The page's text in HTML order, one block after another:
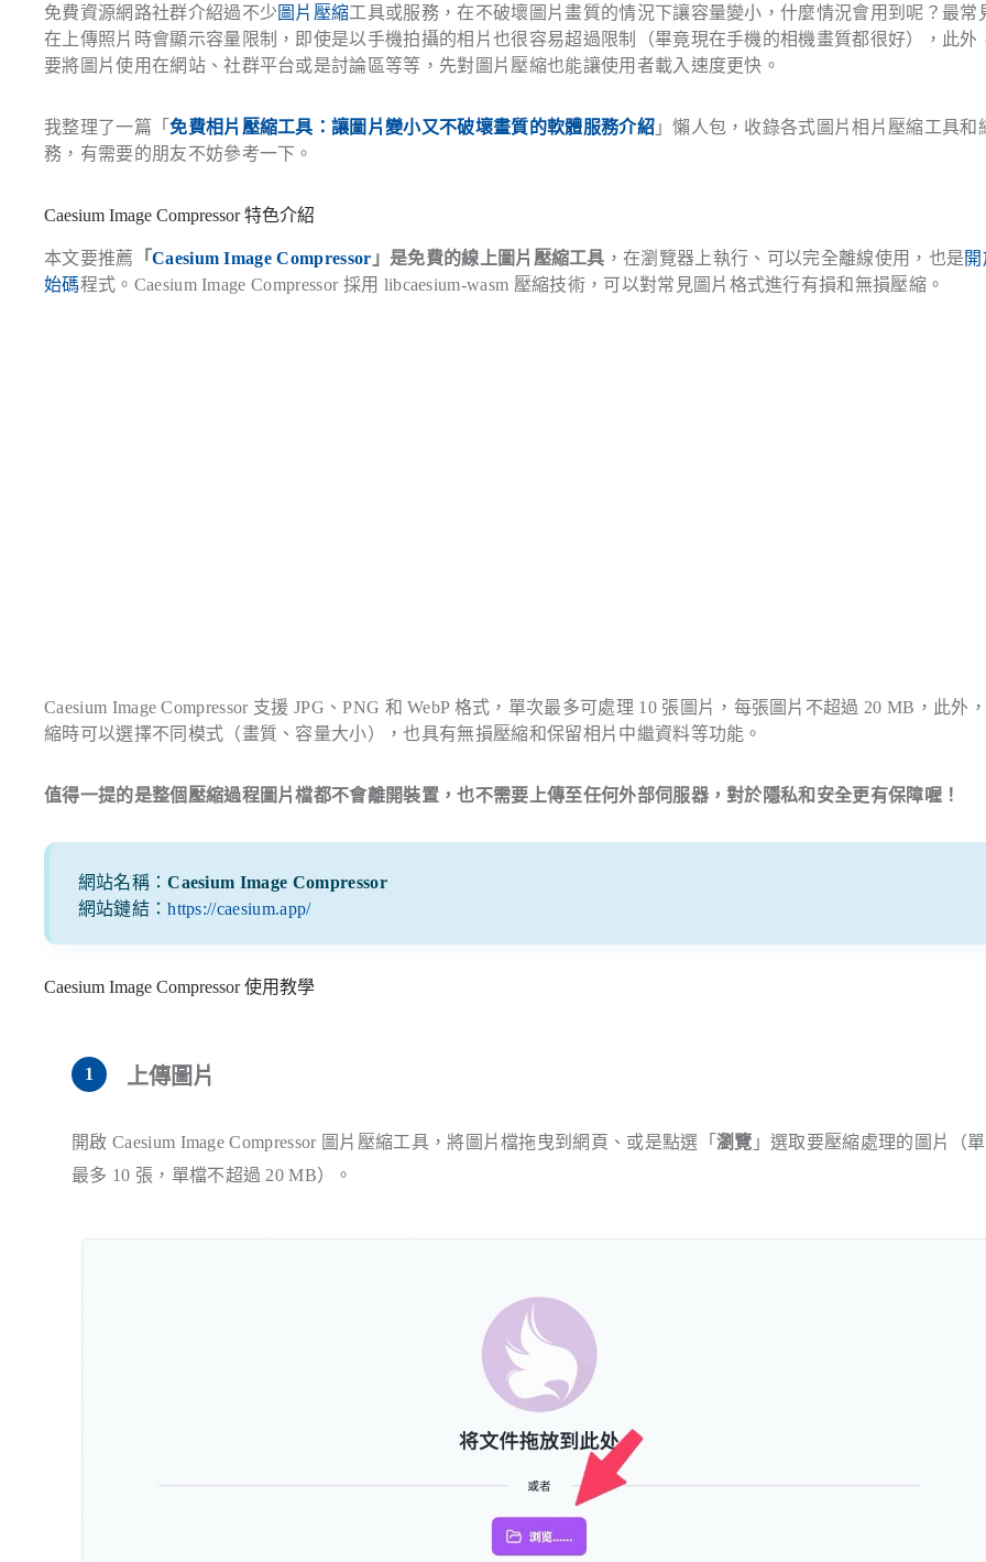
免費資源網路社群介紹過不少 圖片壓縮工具或服務，在不破壞圖片畫質的情況下讓容量變小，什麼情況會用到呢？最常
在上傳照片時會顯示容量限制，即使是以手機拍攝的相片也很容易超過限制（畢竟現在手機的相機畫質都很好），此外
要將圖片使用在網站、社群平台或是討論區等等，先對圖片壓縮也能讓使用者載入速度更快。
我整理了一篇「免費相片壓縮工具：讓圖片變小又不破壞畫質的軟體服務介紹」懶人包，收錄各式圖片相片壓縮工具和
務，有需要的朋友不妨參考一下。
Caesium Image Compressor 特色介紹
本文要推薦 「Caesium Image Compressor 」是免費的線上圖片壓縮工具 ，在瀏覽器上執行、可以完全離線使用，也是
始碼程式。Caesium Image Compressor 採用 libcaesium-wasm 壓縮技術，可以對常見圖片格式進行有損和無損壓縮。
Caesium Image Compressor 支援 JPG、PNG 和 WebP 格式，單次最多可處理 10 張圖片，每張圖片不超過 20 MB，此外
縮時可以選擇不同模式（畫質、容量大小），也具有無損壓縮和保留相片中繼資料等功能。
值得一提的是整個壓縮過程圖片檔都不會離開裝置，也不需要上傳至任何外部伺服器，對於隱私和安全更有保障喔！
網站名稱：Caesium Image Compressor
網站鏈結：https://caesium.app/
Caesium Image Compressor 使用教學
上傳圖片
開啟 Caesium Image Compressor 圖片壓縮工具，將圖片檔拖曳到網頁、或是點選「 瀏覽 」選取要壓縮處理的圖片（
最多 10 張，單檔不超過 20 MB）。